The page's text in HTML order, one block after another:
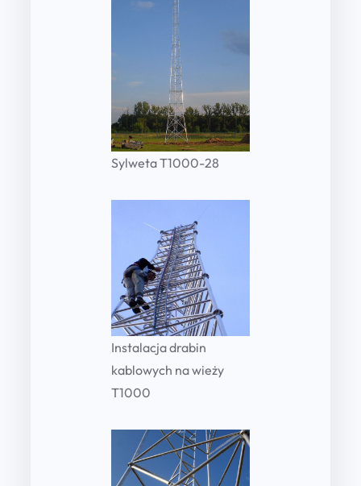
Sylweta T1000-28
Instalacja drabin
kablowych na wieży
T1000